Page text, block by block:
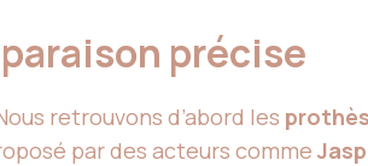
précise
retrouvons d’abord les
par des acteurs comme